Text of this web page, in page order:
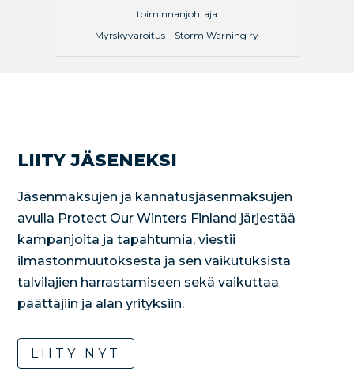
toiminnanjohtaja
Myrskyvaroitus – Storm Warning ry
LIITY JÄSENEKSI
Jäsenmaksujen ja kannatusjäsenmaksujen
avulla Protect Our Winters Finland järjestää
kampanjoita ja tapahtumia, viestii
ilmastonmuutoksesta ja sen vaikutuksista
talvilajien harrastamiseen sekä vaikuttaa
päättäjiin ja alan yrityksiin.
LIITY NYT